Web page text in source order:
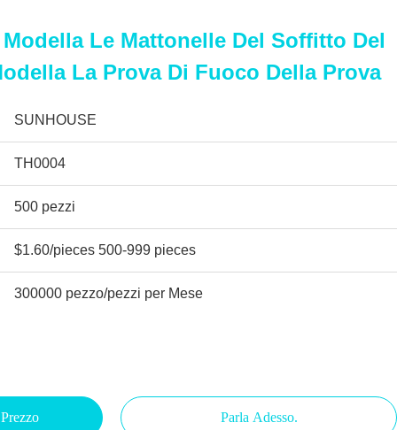
Le Mattonelle Del Soffitto Del
La Prova Di Fuoco Della Prova
SUNHOUSE
TH0004
500 pezzi
$1.60/pieces 500-999 pieces
300000 pezzo/pezzi per Mese
Parla Adesso.